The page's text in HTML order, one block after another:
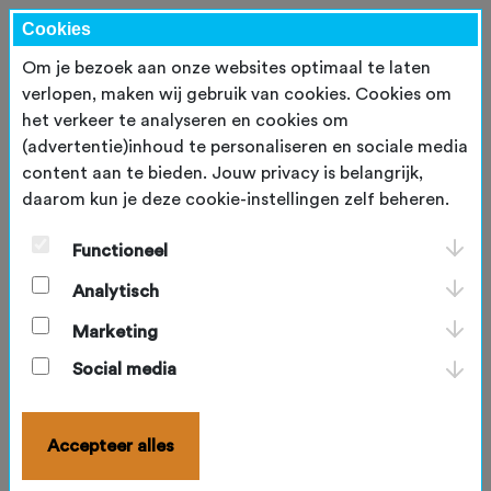
Nieuwsberichten
NBF Recap Juli 2026 6 augustus 2026
zomermaanden traditioneel wat rustiger zijn,
internationale prestaties en een sfeervolle
afsluiting van het bowlingseizoen.
Lees meer >>
Cookies
Om je bezoek aan onze websites optimaal te laten
verlopen, maken wij gebruik van cookies. Cookies om
het verkeer te analyseren en cookies om
(advertentie)inhoud te personaliseren en sociale media
content aan te bieden. Jouw privacy is belangrijk,
daarom kun je deze cookie-instellingen zelf beheren.
Functioneel
Analytisch
Marketing
Social media
Accepteer alles